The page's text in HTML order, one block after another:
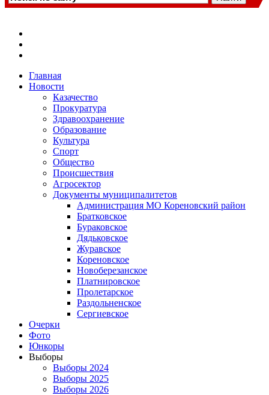
Главная
Новости
Казачество
Прокуратура
Здравоохранение
Образование
Культура
Спорт
Общество
Происшествия
Агросектор
Документы муниципалитетов
Администрация МО Кореновский район
Братковское
Бураковское
Дядьковское
Журавское
Кореновское
Новоберезанское
Платнировское
Пролетарское
Раздольненское
Сергиевское
Очерки
Фото
Юнкоры
Выборы
Выборы 2024
Выборы 2025
Выборы 2026